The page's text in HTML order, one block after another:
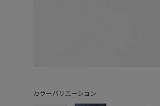
カラーバリエーション